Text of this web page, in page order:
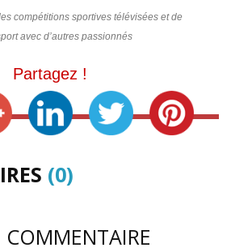
compétitions sportives télévisées et de
avec d’autres passionnés
Partagez !
(0)
COMMENTAIRE